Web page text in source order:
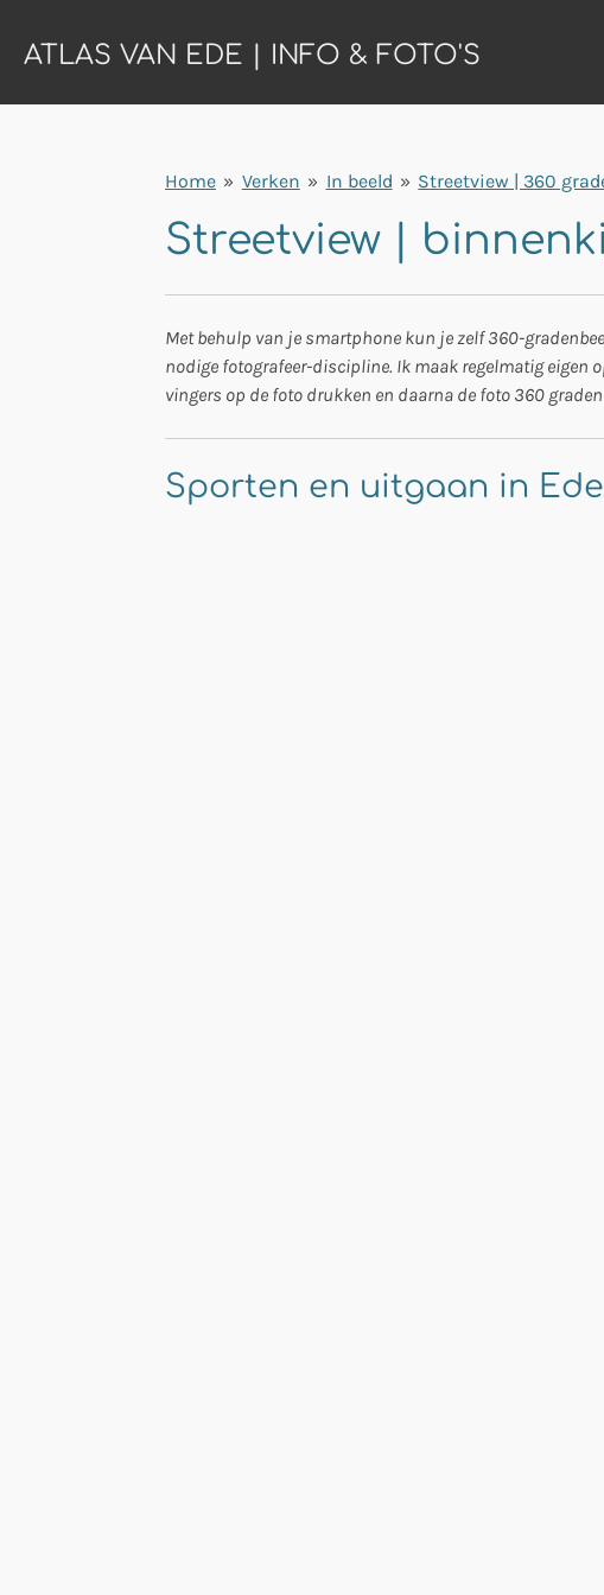
direct
de
ATLAS VAN EDE | INFO & FOTO'S
Home » Verken » In beeld » Streetview | 360
Streetview |
Met behulp van je smartphone kun je zelf 360-
nodige fotografeer-discipline. Ik maak regelmatig eigen
vingers op de foto drukken en daarna de foto 360
Sporten en uitgaan in Ede